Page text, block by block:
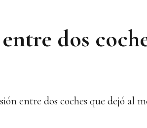
dos
entre dos coches que dejó al